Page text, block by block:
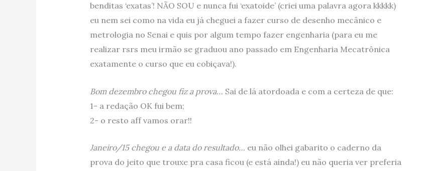
benditas ‘exatas’! NÃO SOU e nunca fui ‘exatoide’ (criei uma palavra agora kkkkk)
eu nem sei como na vida eu já cheguei a fazer curso de desenho mecânico e
metrologia no Senai e quis por algum tempo fazer engenharia (para eu me
realizar rsrs meu irmão se graduou ano passado em Engenharia Mecatrônica
exatamente o curso que eu cobiçava!).
Bom dezembro chegou fiz a prova… Sai de lá atordoada e com a certeza de que:
1- a redação OK fui bem;
2- o resto aff vamos orar!!
Janeiro/15 chegou e a data do resultado… eu não olhei gabarito o caderno da
prova do jeito que trouxe pra casa ficou (e está ainda!) eu não queria ver preferia